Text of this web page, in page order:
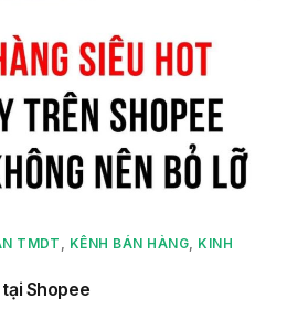
TMDT KÊNH BÁN HÀNG KINH
Shopee